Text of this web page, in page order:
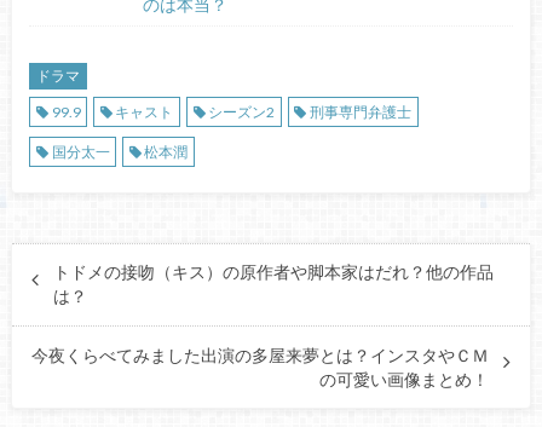
のは本当？
ドラマ
99.9
キャスト シーズン2 刑事専門弁護士
国分太一 松本潤
トドメの接吻（キス）の原作者や脚本家はだれ？他の作品
は？
今夜くらべてみました出演の多屋来夢とは？インスタやＣＭ
の可愛い画像まとめ！